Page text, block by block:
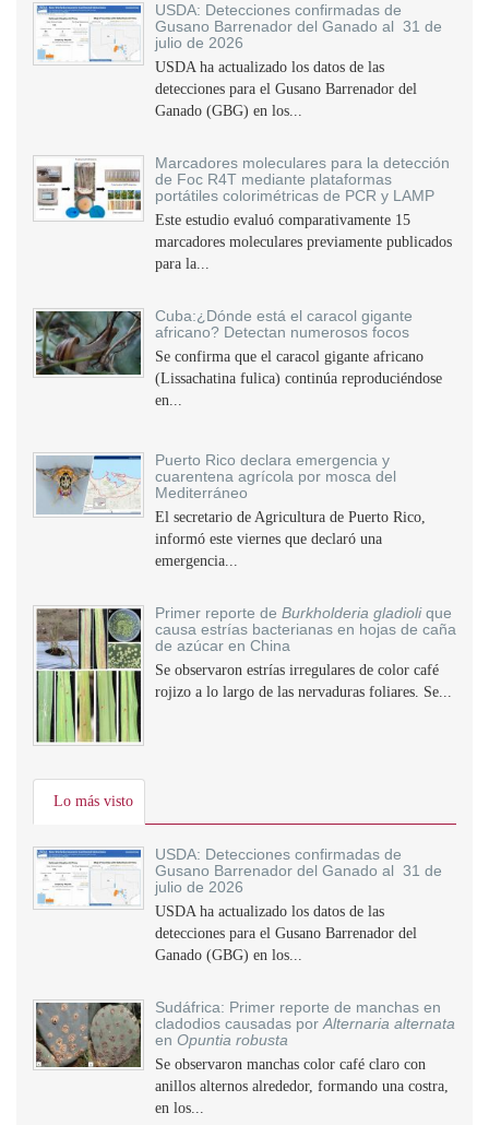
USDA: Detecciones confirmadas de
Gusano Barrenador del Ganado al 31 de
julio de 2026
USDA ha actualizado los datos de las
detecciones para el Gusano Barrenador del
Ganado (GBG) en los...
Marcadores moleculares para la detección
de Foc R4T mediante plataformas
portátiles colorimétricas de PCR y LAMP
Este estudio evaluó comparativamente 15
marcadores moleculares previamente publicados
para la...
Cuba:¿Dónde está el caracol gigante
africano? Detectan numerosos focos
Se confirma que el caracol gigante africano
(Lissachatina fulica) continúa reproduciéndose
en...
Puerto Rico declara emergencia y
cuarentena agrícola por mosca del
Mediterráneo
El secretario de Agricultura de Puerto Rico,
informó este viernes que declaró una
emergencia...
Primer reporte de Burkholderia gladiolique
causa estrías bacterianas en hojas de caña
de azúcar en China
Se observaron estrías irregulares de color café
rojizo a lo largo de las nervaduras foliares. Se...
Lo más visto
USDA: Detecciones confirmadas de
Gusano Barrenador del Ganado al 31 de
julio de 2026
USDA ha actualizado los datos de las
detecciones para el Gusano Barrenador del
Ganado (GBG) en los...
Sudáfrica: Primer reporte de manchas en
cladodios causadas por Alternaria alternata
en Opuntia robusta
Se observaron manchas color café claro con
anillos alternos alrededor, formando una costra,
en los...